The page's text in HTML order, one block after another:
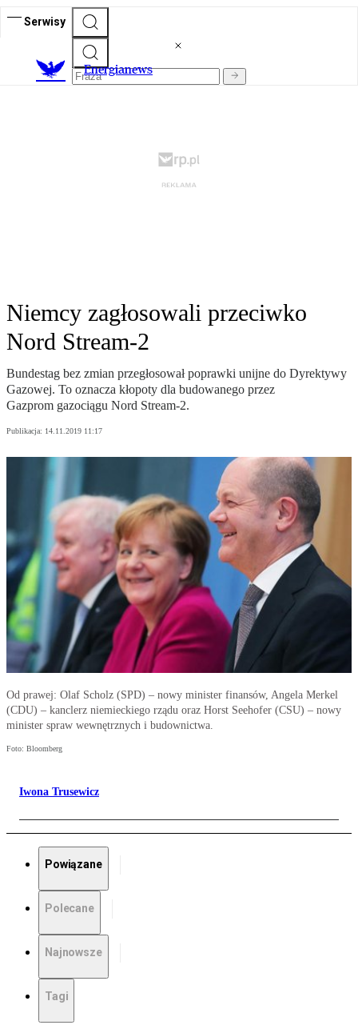
Serwisy
Energianews
Niemcy zagłosowali przeciwko
Nord Stream-2
Bundestag bez zmian przegłosował poprawki unijne do Dyrektywy
Gazowej. To oznacza kłopoty dla budowanego przez
Gazprom gazociągu Nord Stream-2.
Publikacja: 14.11.2019 11:17
Od prawej: Olaf Scholz (SPD) – nowy minister finansów, Angela Merkel
(CDU) – kanclerz niemieckiego rządu oraz Horst Seehofer (CSU) – nowy
minister spraw wewnętrznych i budownictwa.
Foto: Bloomberg
Iwona Trusewicz
Powiązane
Polecane
Najnowsze
Tagi